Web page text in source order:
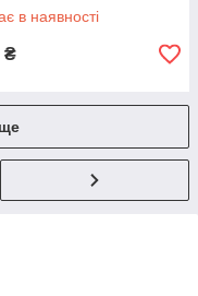
в наявності
₴